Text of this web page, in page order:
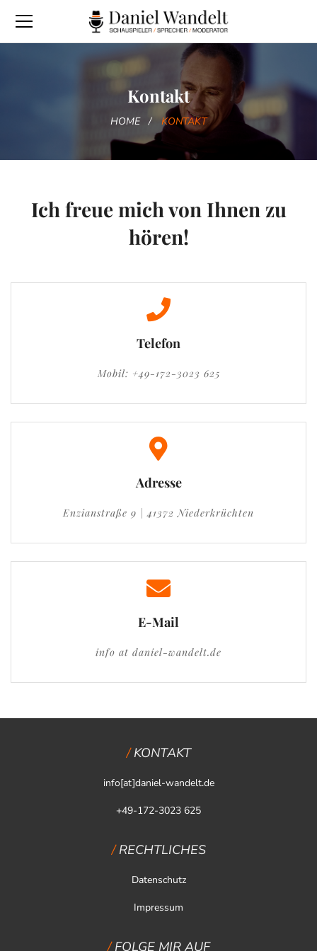
Kontakt
HOME KONTAKT
Ich freue mich von Ihnen zu
hören!
Telefon
Mobil: +49-172-3023 625
Adresse
Enzianstraße 9 | 41372 Niederkrüchten
E-Mail
info at daniel-wandelt.de
KONTAKT
info[at]daniel-wandelt.de
+49-172-3023 625
RECHTLICHES
Datenschutz
Impressum
FOLGE MIR AUF